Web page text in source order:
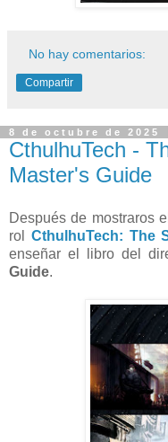
No hay comentarios:
Compartir
8 de octubre de 2025
CthulhuTech -
Master's Guide
Después de mostraros el
rol CthulhuTech: The
enseñar el libro del
Guide.